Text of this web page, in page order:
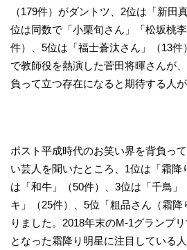
（179件）がダントツ、2位は「新田
位は同数で「小栗旬さん」「松坂桃
件）、5位は「福士蒼汰さん」（13
で教師役を熱演した菅田将暉さんが
負って立つ存在になると期待する人が
ポスト平成時代のお笑い界を背負っ
い芸人を聞いたところ、1位は「霜降
は「和牛」（50件）、3位は「千鳥」
キ」（25件）、5位「粗品さん（霜
りました。2018年末のM-1グランプ
となった霜降り明星に注目している